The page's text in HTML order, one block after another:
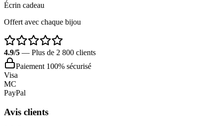
Écrin cadeau
Offert avec chaque bijou
4.9/5 — Plus de 2 800 clients
Paiement 100% sécurisé
Visa
MC
PayPal
Avis clients